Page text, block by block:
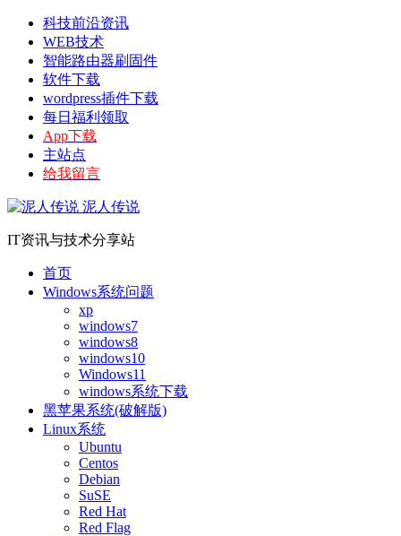
科技前沿资讯
WEB技术
智能路由器刷固件
软件下载
wordpress插件下载
每日福利领取
App下载
主站点
给我留言
泥人传说
IT资讯与技术分享站
首页
Windows系统问题
xp
windows7
windows8
windows10
Windows11
windows系统下载
黑苹果系统(破解版)
Linux系统
Ubuntu
Centos
Debian
SuSE
Red Hat
Red Flag